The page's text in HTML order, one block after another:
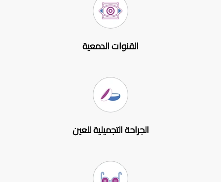
القنوات الدمعية
الجراحة التجميلية للعين